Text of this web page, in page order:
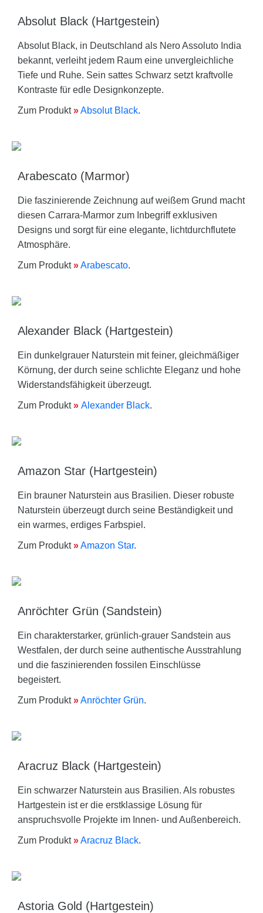
Absolut Black (Hartgestein)
Absolut Black, in Deutschland als Nero Assoluto India
bekannt, verleiht jedem Raum eine unvergleichliche
Tiefe und Ruhe. Sein sattes Schwarz setzt kraftvolle
Kontraste für edle Designkonzepte.
Zum Produkt»Absolut Black.
Arabescato (Marmor)
Die faszinierende Zeichnung auf weißem Grund macht
diesen Carrara-Marmor zum Inbegriff exklusiven
Designs und sorgt für eine elegante, lichtdurchflutete
Atmosphäre.
Zum Produkt»Arabescato.
Alexander Black (Hartgestein)
Ein dunkelgrauer Naturstein mit feiner, gleichmäßiger
Körnung, der durch seine schlichte Eleganz und hohe
Widerstandsfähigkeit überzeugt.
Zum Produkt» Alexander Black.
Amazon Star (Hartgestein)
Ein brauner Naturstein aus Brasilien. Dieser robuste
Naturstein überzeugt durch seine Beständigkeit und
ein warmes, erdiges Farbspiel.
Zum Produkt»Amazon Star.
Anröchter Grün (Sandstein)
Ein charakterstarker, grünlich-grauer Sandstein aus
Westfalen, der durch seine authentische Ausstrahlung
und die faszinierenden fossilen Einschlüsse
begeistert.
Zum Produkt»Anröchter Grün.
Aracruz Black (Hartgestein)
Ein schwarzer Naturstein aus Brasilien. Als robustes
Hartgestein ist er die erstklassige Lösung für
anspruchsvolle Projekte im Innen- und Außenbereich.
Zum Produkt»Aracruz Black.
Astoria Gold (Hartgestein)